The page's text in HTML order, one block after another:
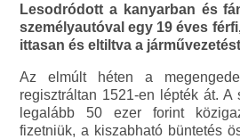
Lesodródott a kanyarban és
személyautóval egy 19 éves
ittasan és eltiltva a
Az elmúlt héten a
regisztráltan 1521-en lépték át. A
legalább 50 ezer forint
fizetniük, a kiszabható büntetés